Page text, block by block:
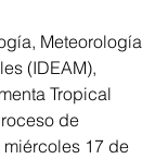
Meteorología
(IDEAM),
Tropical
de
17 de